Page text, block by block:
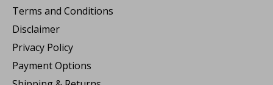
Terms and Conditions
Disclaimer
Privacy Policy
Payment Options